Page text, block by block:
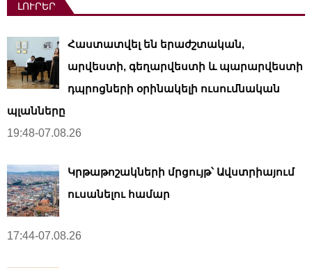
ԼՈՒՐԵՐ
Հաստատվել են երաժշտական,
արվեստի, գեղարվեստի և պարարվեստի
դպրոցների օրինակելի ուսումնական
պլանները
19:48-07.08.26
Կրթաթոշակների մրցույթ՝ Ավստրիայում
ուսանելու համար
17:44-07.08.26